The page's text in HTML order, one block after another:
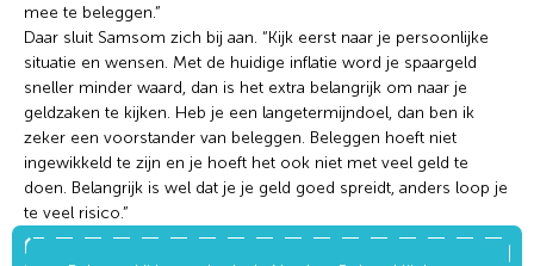
mee te beleggen.”
Daar sluit Samsom zich bij aan. “Kijk eerst naar je persoonlijke
situatie en wensen. Met de huidige inflatie word je spaargeld
sneller minder waard, dan is het extra belangrijk om naar je
geldzaken te kijken. Heb je een langetermijndoel, dan ben ik
zeker een voorstander van beleggen. Beleggen hoeft niet
ingewikkeld te zijn en je hoeft het ook niet met veel geld te
doen. Belangrijk is wel dat je je geld goed spreidt, anders loop je
te veel risico.”